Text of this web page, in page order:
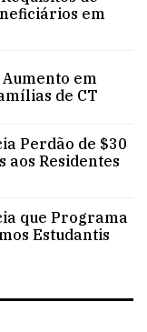
em
em
de CT
Perdão de $30
aos Residentes
que Programa
Estudantis